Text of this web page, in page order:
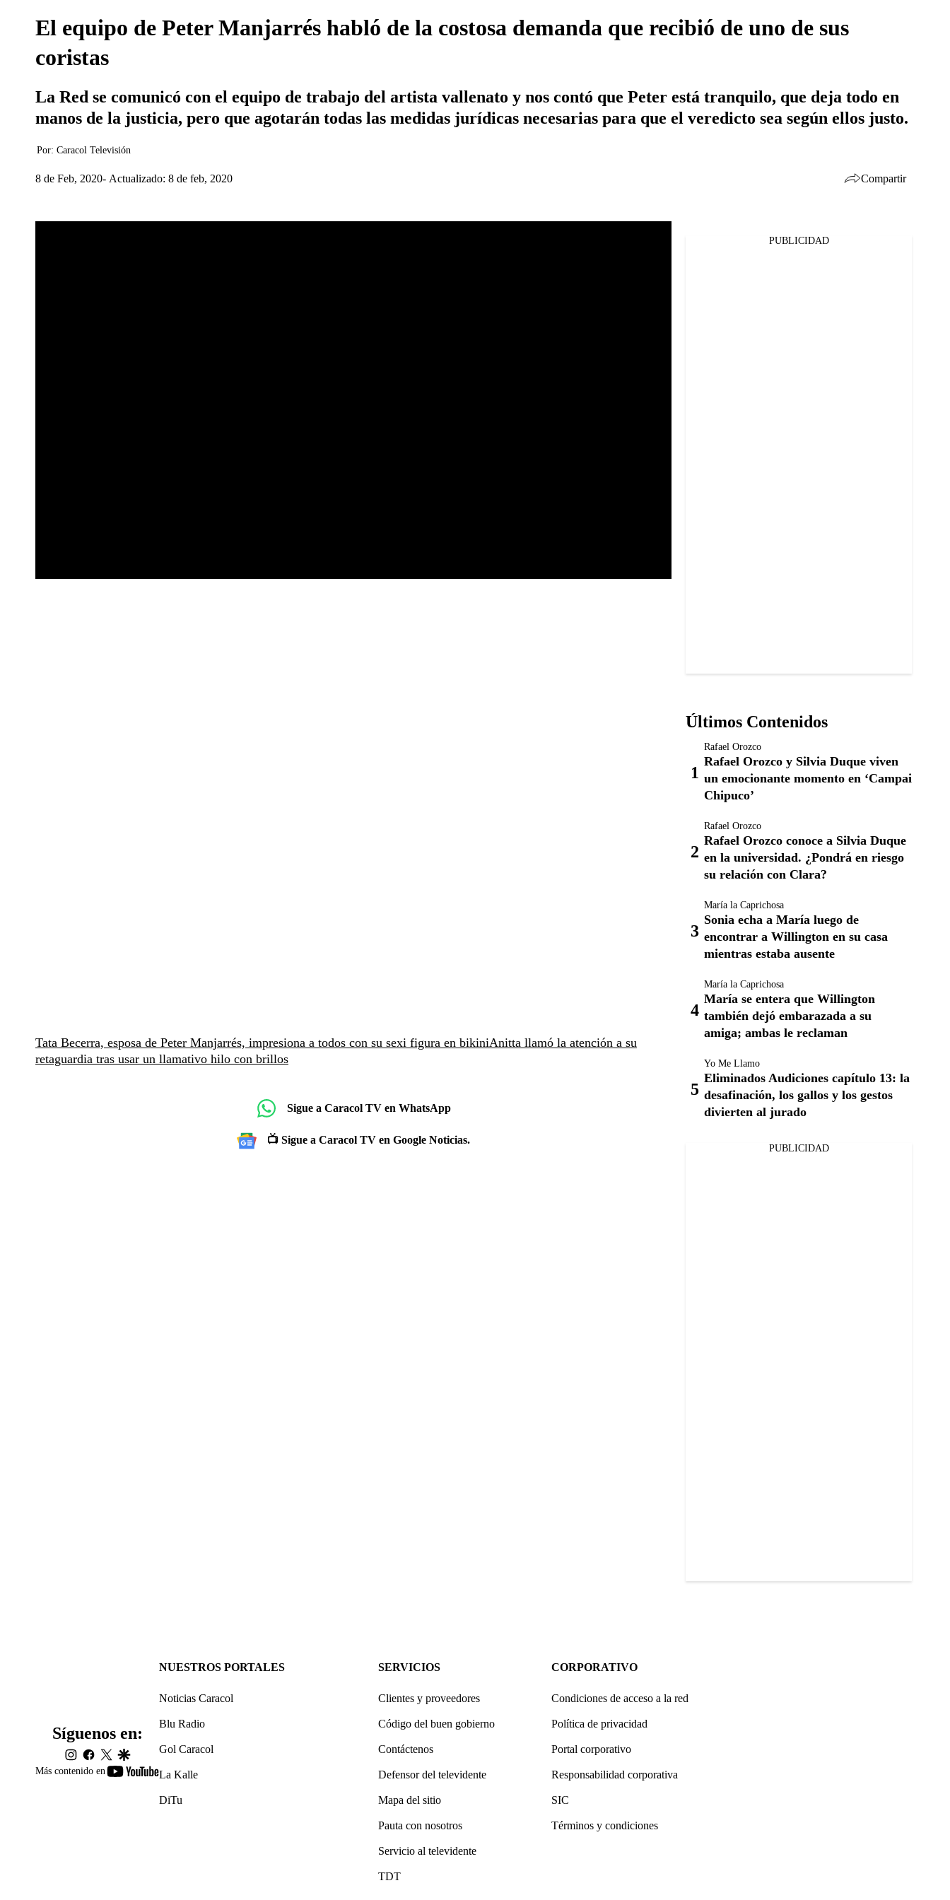
El equipo de Peter Manjarrés habló de la costosa demanda que recibió de uno de sus
coristas
La Red se comunicó con el equipo de trabajo del artista vallenato y nos contó que Peter está tranquilo, que deja todo en
manos de la justicia, pero que agotarán todas las medidas jurídicas necesarias para que el veredicto sea según ellos justo.
Por: Caracol Televisión
8 de Feb, 2020 Actualizado: 8 de feb, 2020 Compartir
Tata Becerra, esposa de Peter Manjarrés, impresiona a todos con su sexi figura en bikiniAnitta llamó la atención a su
retaguardia tras usar un llamativo hilo con brillos
Sigue a Caracol TV en WhatsApp
📺 Sigue a Caracol TV en Google Noticias.
PUBLICIDAD
Últimos Contenidos
Rafael Orozco
Rafael Orozco y Silvia Duque viven
un emocionante momento en ‘Campai
Chipuco’
Rafael Orozco
Rafael Orozco conoce a Silvia Duque
en la universidad. ¿Pondrá en riesgo
su relación con Clara?
María la Caprichosa
Sonia echa a María luego de
encontrar a Willington en su casa
mientras estaba ausente
María la Caprichosa
María se entera que Willington
también dejó embarazada a su
amiga; ambas le reclaman
Yo Me Llamo
Eliminados Audiciones capítulo 13: la
desafinación, los gallos y los gestos
divierten al jurado
PUBLICIDAD
Más contenido en
youtube-
Síguenos en:
instagram
facebook
twittergoogle
NUESTROS PORTALES
Noticias Caracol
Blu Radio
Gol Caracol
La Kalle
DiTu
SERVICIOS
Clientes y proveedores
Código del buen gobierno
Contáctenos
Defensor del televidente
Mapa del sitio
Pauta con nosotros
Servicio al televidente
TDT
CORPORATIVO
Condiciones de acceso a la red
Política de privacidad
Portal corporativo
Responsabilidad corporativa
SIC
Términos y condiciones